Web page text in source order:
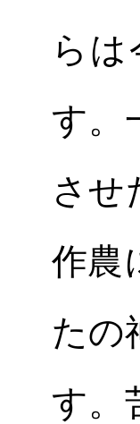
ら
す。
させ
作農
たの
す。